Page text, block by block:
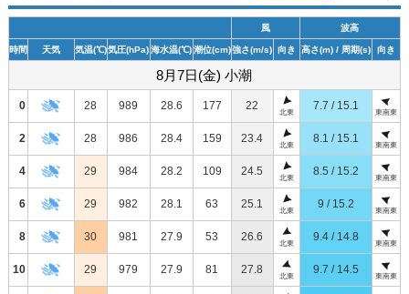
風 波高
時間 天気 気温(℃)気圧(hPa) 海水温(℃)潮位(cm)強さ(m/s) 向き 高さ(m)/ 周期(s) 向き
8月7日(金) 小潮
0 28 989 28.6 177 22
北東
7.7 / 15.1
東南東
2 28 986 28.4 159 23.4
北東
8.1 / 15.1
東南東
4 29 984 28.2 109 24.5
北東
8.5 / 15.2
東南東
6 29 982 28.1 63 25.1
北東
9 / 15.2
東南東
8 30 981 27.9 53 26.6
北東
9.4 / 14.8
東南東
10 29 979 27.9 81 27.8
北東
9.7 / 14.5
東南東